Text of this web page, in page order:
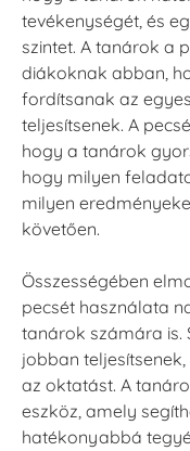
tevékenységét, és
szintet. A tanárok a
diákoknak abban,
fordítsanak az
teljesítsenek. A
hogy a tanárok
hogy milyen
milyen
követően.
Összességében
pecsét használata
tanárok számára is.
jobban
az oktatást. A
eszköz, amely
hatékonyabbá